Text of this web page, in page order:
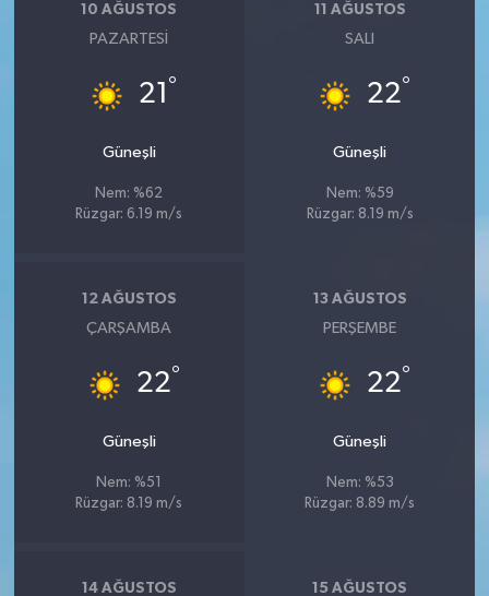
10 AĞUSTOS
PAZARTESI
21 °
Güneşli
Nem: %62
Rüzgar: 6.19 m/s
11 AĞUSTOS
SALI
22°
Güneşli
Nem: %59
Rüzgar: 8.19 m/s
12 AĞUSTOS
ÇARŞAMBA
22°
Güneşli
Nem: %51
Rüzgar: 8.19 m/s
13 AĞUSTOS
PERŞEMBE
22°
Güneşli
Nem: %53
Rüzgar: 8.89 m/s
14 AĞUSTOS 15 AĞUSTOS